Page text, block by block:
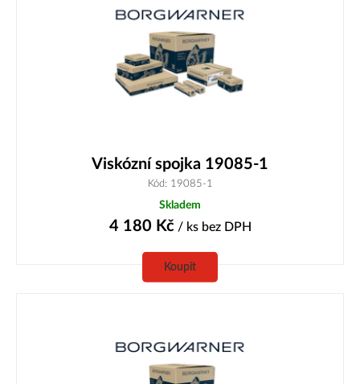
Viskózní spojka 19085-1
Kód: 19085-1
Skladem
4 180 Kč/ ks bez DPH
Koupit